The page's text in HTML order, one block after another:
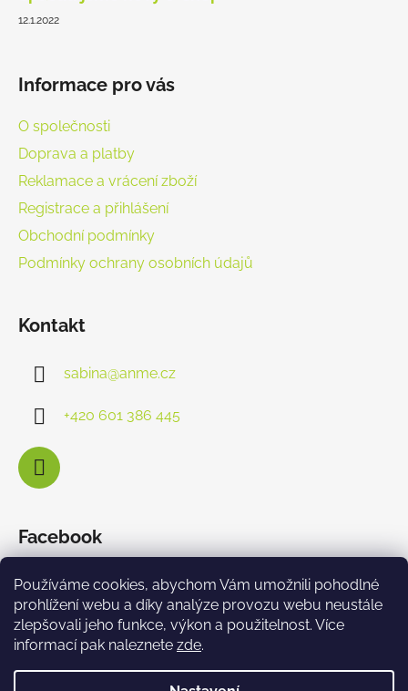
Používáme cookies, abychom Vám umožnili pohodlné
prohlížení webu a díky analýze provozu webu neustále
zlepšovali jeho funkce, výkon a použitelnost. Více
informací pak naleznete zde.
12.1.2022
Informace pro vás
O společnosti
Doprava a platby
Reklamace a vrácení zboží
Registrace a přihlášení
Obchodní podmínky
Podmínky ochrany osobních údajů
Kontakt
sabina@anme.cz
+420 601 386 445
Facebook